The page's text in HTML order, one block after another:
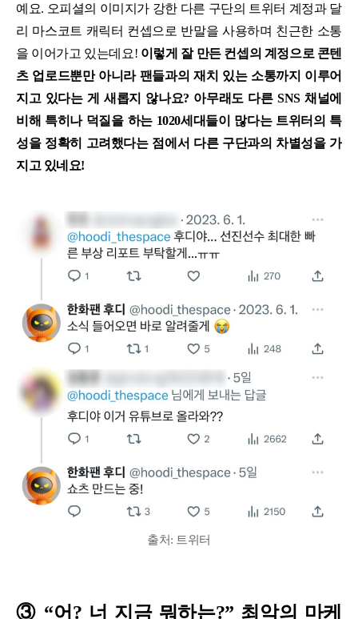
예요. 오피셜의 이미지가 강한 다른 구단의 트위터 계정과 달
리 마스코트 캐릭터 컨셉으로 반말을 사용하며 친근한 소통
을 이어가고 있는데요! 이렇게 잘 만든 컨셉의 계정으로 콘텐
츠 업로드뿐만 아니라 팬들과의 재치 있는 소통까지 이루어
지고 있다는 게 새롭지 않나요? 아무래도 다른 SNS 채널에
비해 특히나 덕질을 하는 1020세대들이 많다는 트위터의 특
성을 정확히 고려했다는 점에서 다른 구단과의 차별성을 가
지고 있네요!
출처: 트위터
③ “어? 너 지금 뭐하는?” 최악의 마케